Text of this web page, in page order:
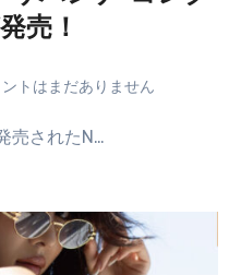
売！
ントはまだありません
発売されたN…